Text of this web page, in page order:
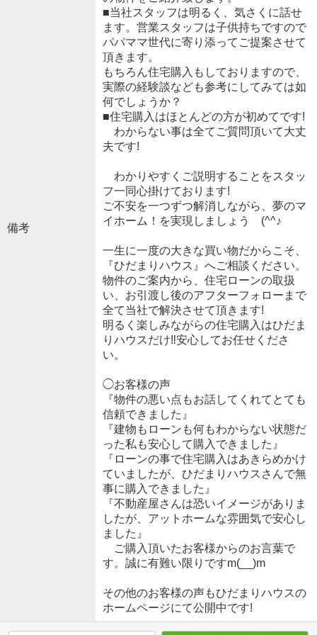
備考
■当社スタッフは明るく、気さくに話せ
ます。営業スタッフは子供持ちですので
パパママ世代に寄り添ってご提案させて
頂きます。
もちろん住宅購入もしておりますので、
実際の経験談なども参考にしてみては如
何でしょうか？
■住宅購入はほとんどの方が初めてです!
わからない事は全てご質問頂いて大丈
夫です!
わかりやすくご説明することをスタッ
フ一同心掛けております!
ご不安を一つずつ解消しながら、夢のマ
イホーム！を実現しましょう (^^♪
一生に一度の大きな買い物だからこそ、
『ひだまりハウス』へご相談ください。
物件のご案内から、住宅ローンの取扱
い、お引渡し後のアフターフォローまで
全て当社で解決させて頂きます!
明るく楽しみながらの住宅購入はひだま
りハウスだけ‼安心してお任せくださ
い。
◯お客様の声
『物件の悪い点もお話してくれてとても
信頼できました』
『建物もローンも何もわからない状態だ
った私も安心して購入できました』
『ローンの事で住宅購入はあきらめかけ
ていましたが、ひだまりハウスさんで無
事に購入できました』
『不動産屋さんは恐いイメージがありま
したが、アットホームな雰囲気で安心し
ました』
ご購入頂いたお客様からのお言葉で
す。誠に有難い限りですm(__)m
その他のお客様の声もひだまりハウスの
ホームページにて公開中です!